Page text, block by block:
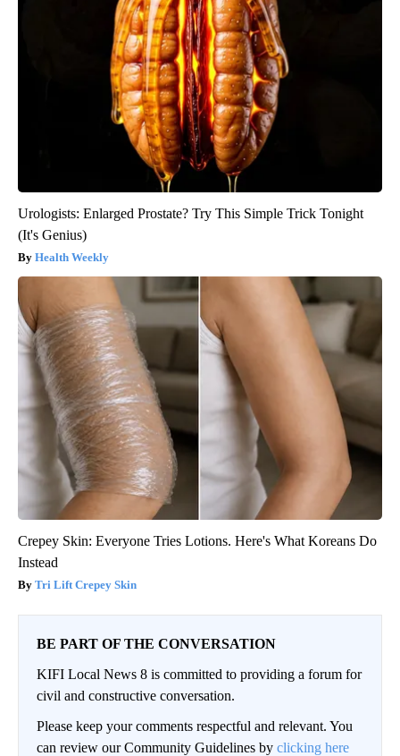
Urologists: Enlarged Prostate? Try This Simple Trick Tonight
(It's Genius)
Health Weekly
Crepey Skin: Everyone Tries Lotions. Here's What Koreans Do
Instead
Tri Lift Crepey Skin
BE PART OF THE CONVERSATION
KIFI Local News 8 is committed to providing a forum for
civil and constructive conversation.
Please keep your comments respectful and relevant. You
can review our Community Guidelines by clicking here